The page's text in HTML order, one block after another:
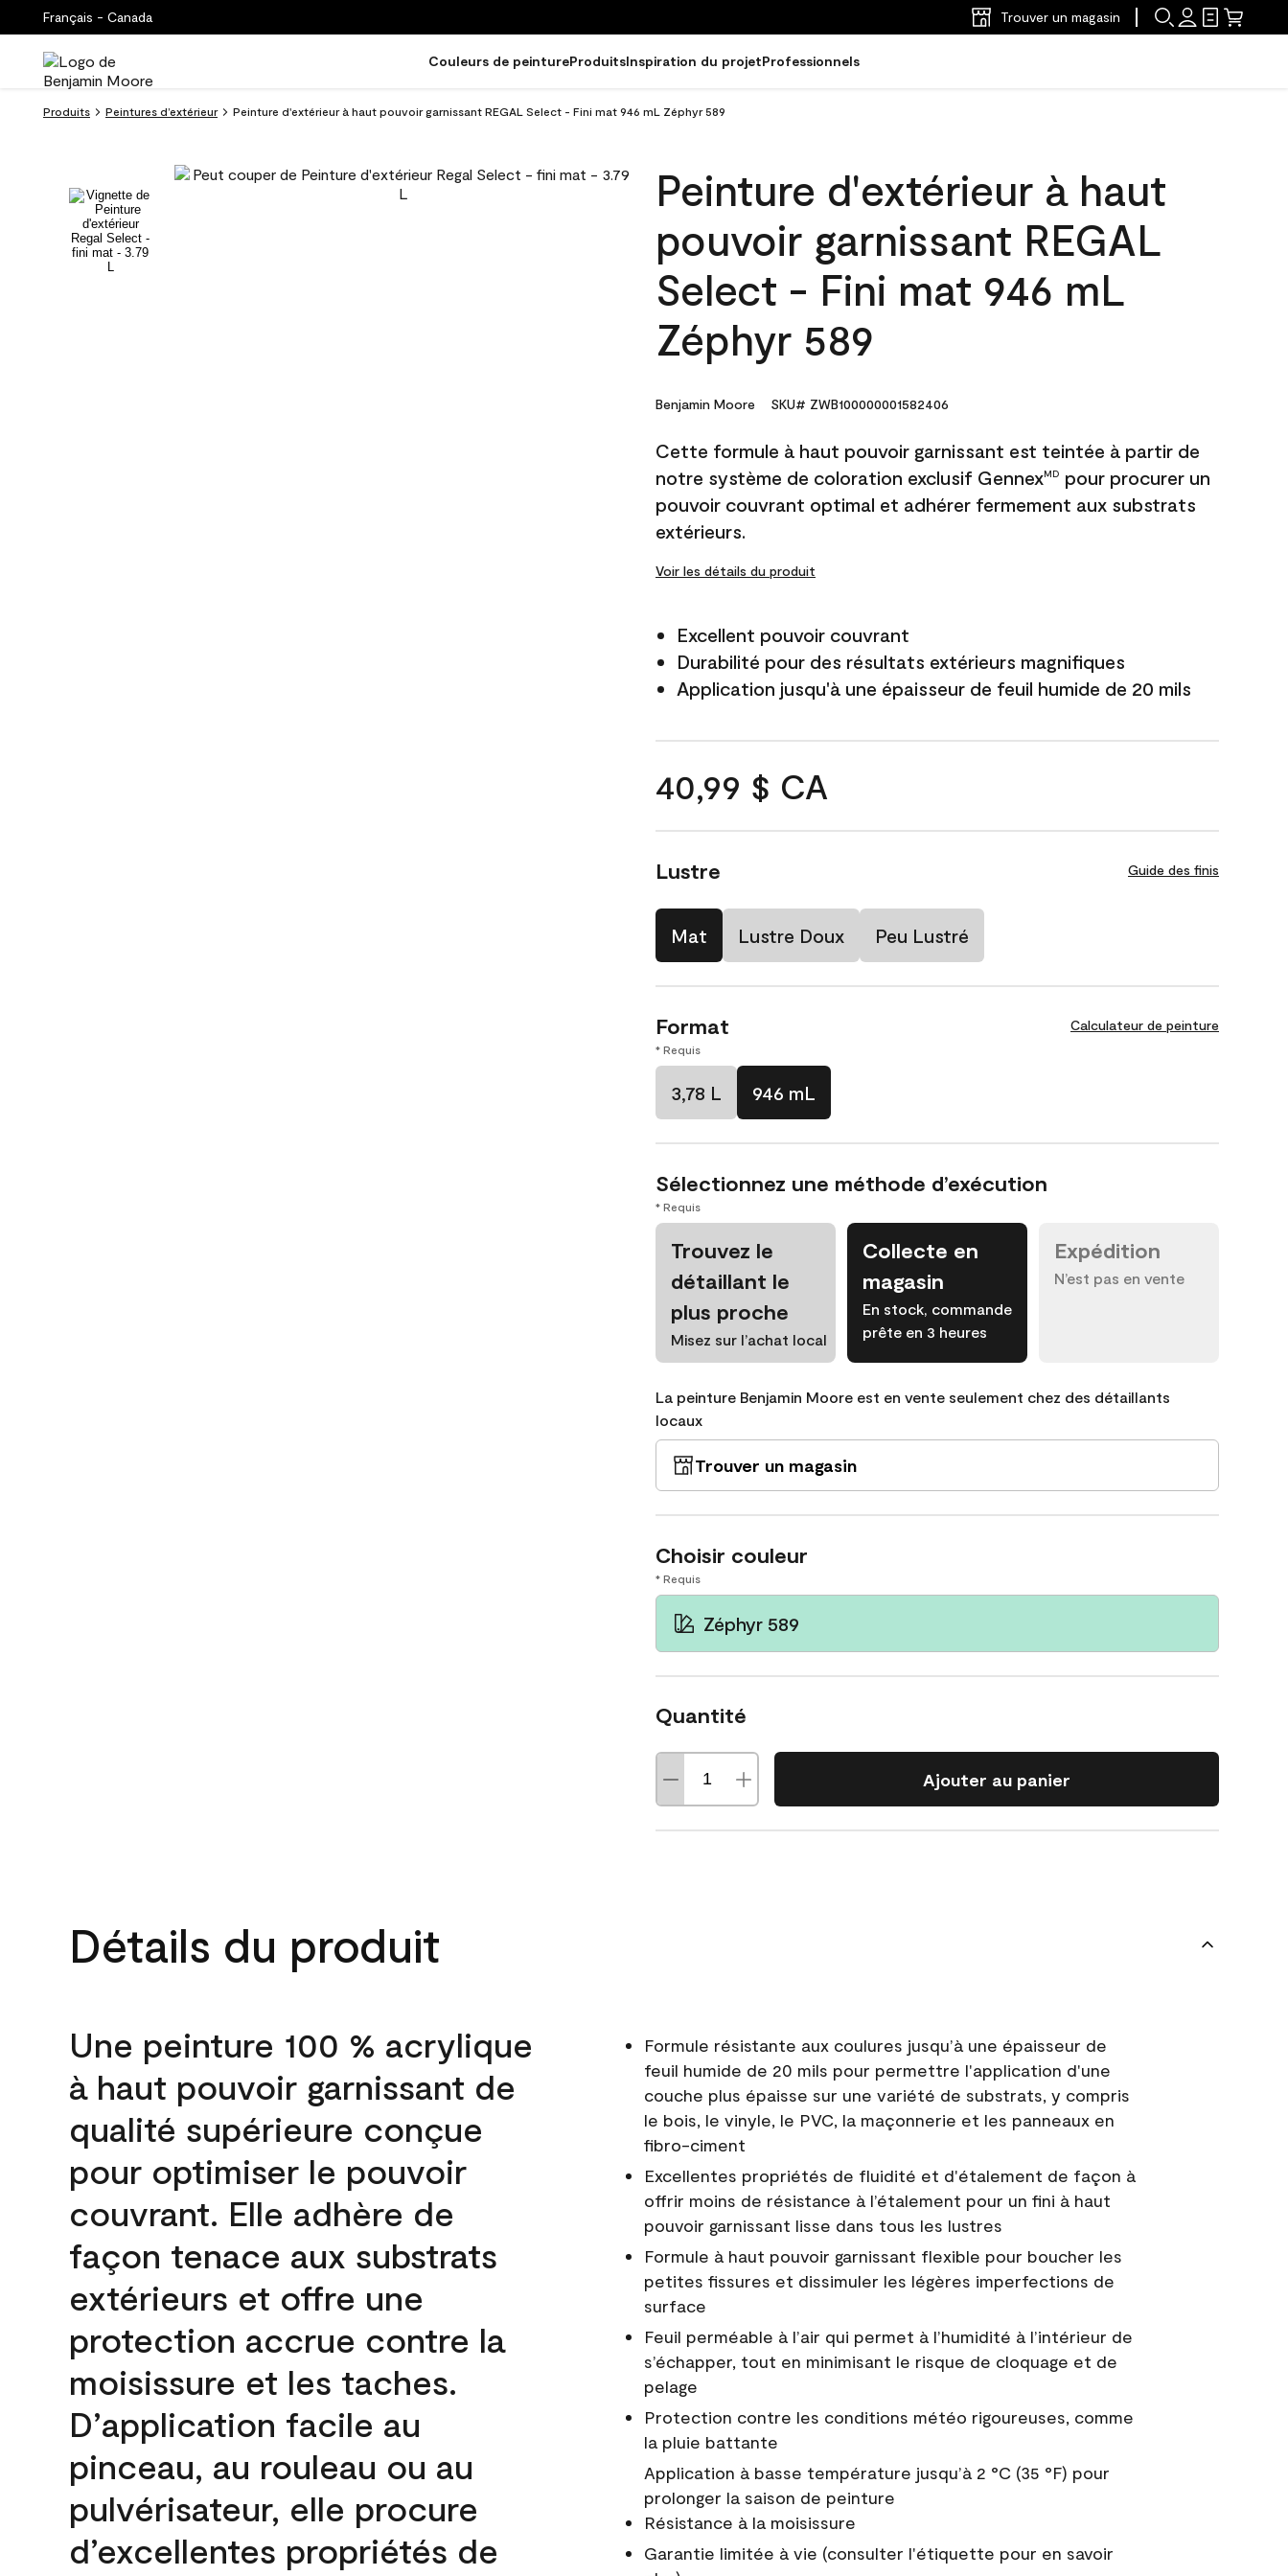
Français - Canada Trouver un magasin
Couleurs de peintureProduitsInspiration du projetProfessionnels
Produits Peintures d’extérieur Peinture d'extérieur à haut pouvoir garnissant REGAL Select - Fini mat 946 mL Zéphyr 589
Peinture d'extérieur à haut
pouvoir garnissant REGAL
Select - Fini mat 946 mL
Zéphyr 589
Benjamin Moore SKU# ZWB100000001582406
Cette formule à haut pouvoir garnissant est teintée à partir de
notre système de coloration exclusif GennexMD pour procurer un
pouvoir couvrant optimal et adhérer fermement aux substrats
extérieurs.
Voir les détails du produit
Excellent pouvoir couvrant
Durabilité pour des résultats extérieurs magnifiques
Application jusqu'à une épaisseur de feuil humide de 20 mils
40,99 $ CA
Lustre Guide des finis
Mat Lustre Doux Peu Lustré
Format Calculateur de peinture
* Requis
3,78 L 946 mL
Sélectionnez une méthode d’exécution
* Requis
Trouvez le
détaillant le
plus proche
Misez sur l’achat local
Collecte en
magasin
En stock, commande
prête en 3 heures
Expédition
N’est pas en vente
La peinture Benjamin Moore est en vente seulement chez des détaillants
locaux
Trouver un magasin
Choisir couleur
* Requis
Zéphyr 589
Quantité
Ajouter au panier
Détails du produit
Une peinture 100 % acrylique
à haut pouvoir garnissant de
qualité supérieure conçue
pour optimiser le pouvoir
couvrant. Elle adhère de
façon tenace aux substrats
extérieurs et offre une
protection accrue contre la
moisissure et les taches.
D’application facile au
pinceau, au rouleau ou au
pulvérisateur, elle procure
d’excellentes propriétés de
Formule résistante aux coulures jusqu’à une épaisseur de
feuil humide de 20 mils pour permettre l'application d'une
couche plus épaisse sur une variété de substrats, y compris
le bois, le vinyle, le PVC, la maçonnerie et les panneaux en
fibro-ciment
Excellentes propriétés de fluidité et d'étalement de façon à
offrir moins de résistance à l’étalement pour un fini à haut
pouvoir garnissant lisse dans tous les lustres
Formule à haut pouvoir garnissant flexible pour boucher les
petites fissures et dissimuler les légères imperfections de
surface
Feuil perméable à l’air qui permet à l’humidité à l’intérieur de
s’échapper, tout en minimisant le risque de cloquage et de
pelage
Protection contre les conditions météo rigoureuses, comme
la pluie battante
Application à basse température jusqu’à 2 °C (35 °F) pour
prolonger la saison de peinture
Résistance à la moisissure
Garantie limitée à vie (consulter l'étiquette pour en savoir